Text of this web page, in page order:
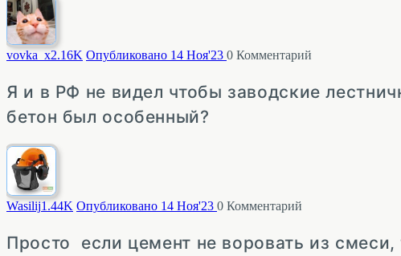
vovka_x2.16K Опубликовано 14 Ноя'23 0 Комментарий
Я и в РФ не видел чтобы заводские
бетон был особенный?
Wasilij1.44K Опубликовано 14 Ноя'23 0 Комментарий
Просто если цемент не воровать из